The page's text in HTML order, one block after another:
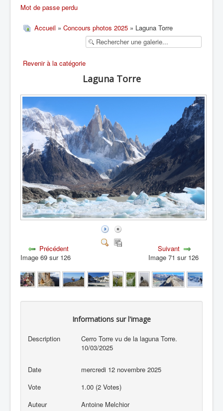
RANDONNÉE SPORTIVE
Mot de passe perdu
Accueil » Concours photos 2025 » Laguna Torre
Revenir à la catégorie
Laguna Torre
Précédent
Image 69 sur 126
Suivant
Image 71 sur 126
Informations sur l'image
Description
Cerro Torre vu de la laguna Torre.
10/03/2025
Date
mercredi 12 novembre 2025
Vote
1.00 (2 Votes)
Auteur
Antoine Melchior